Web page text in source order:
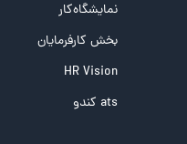
نمایشگاه‌کار
بخش کارفرمایان
HR Vision
ats کندو